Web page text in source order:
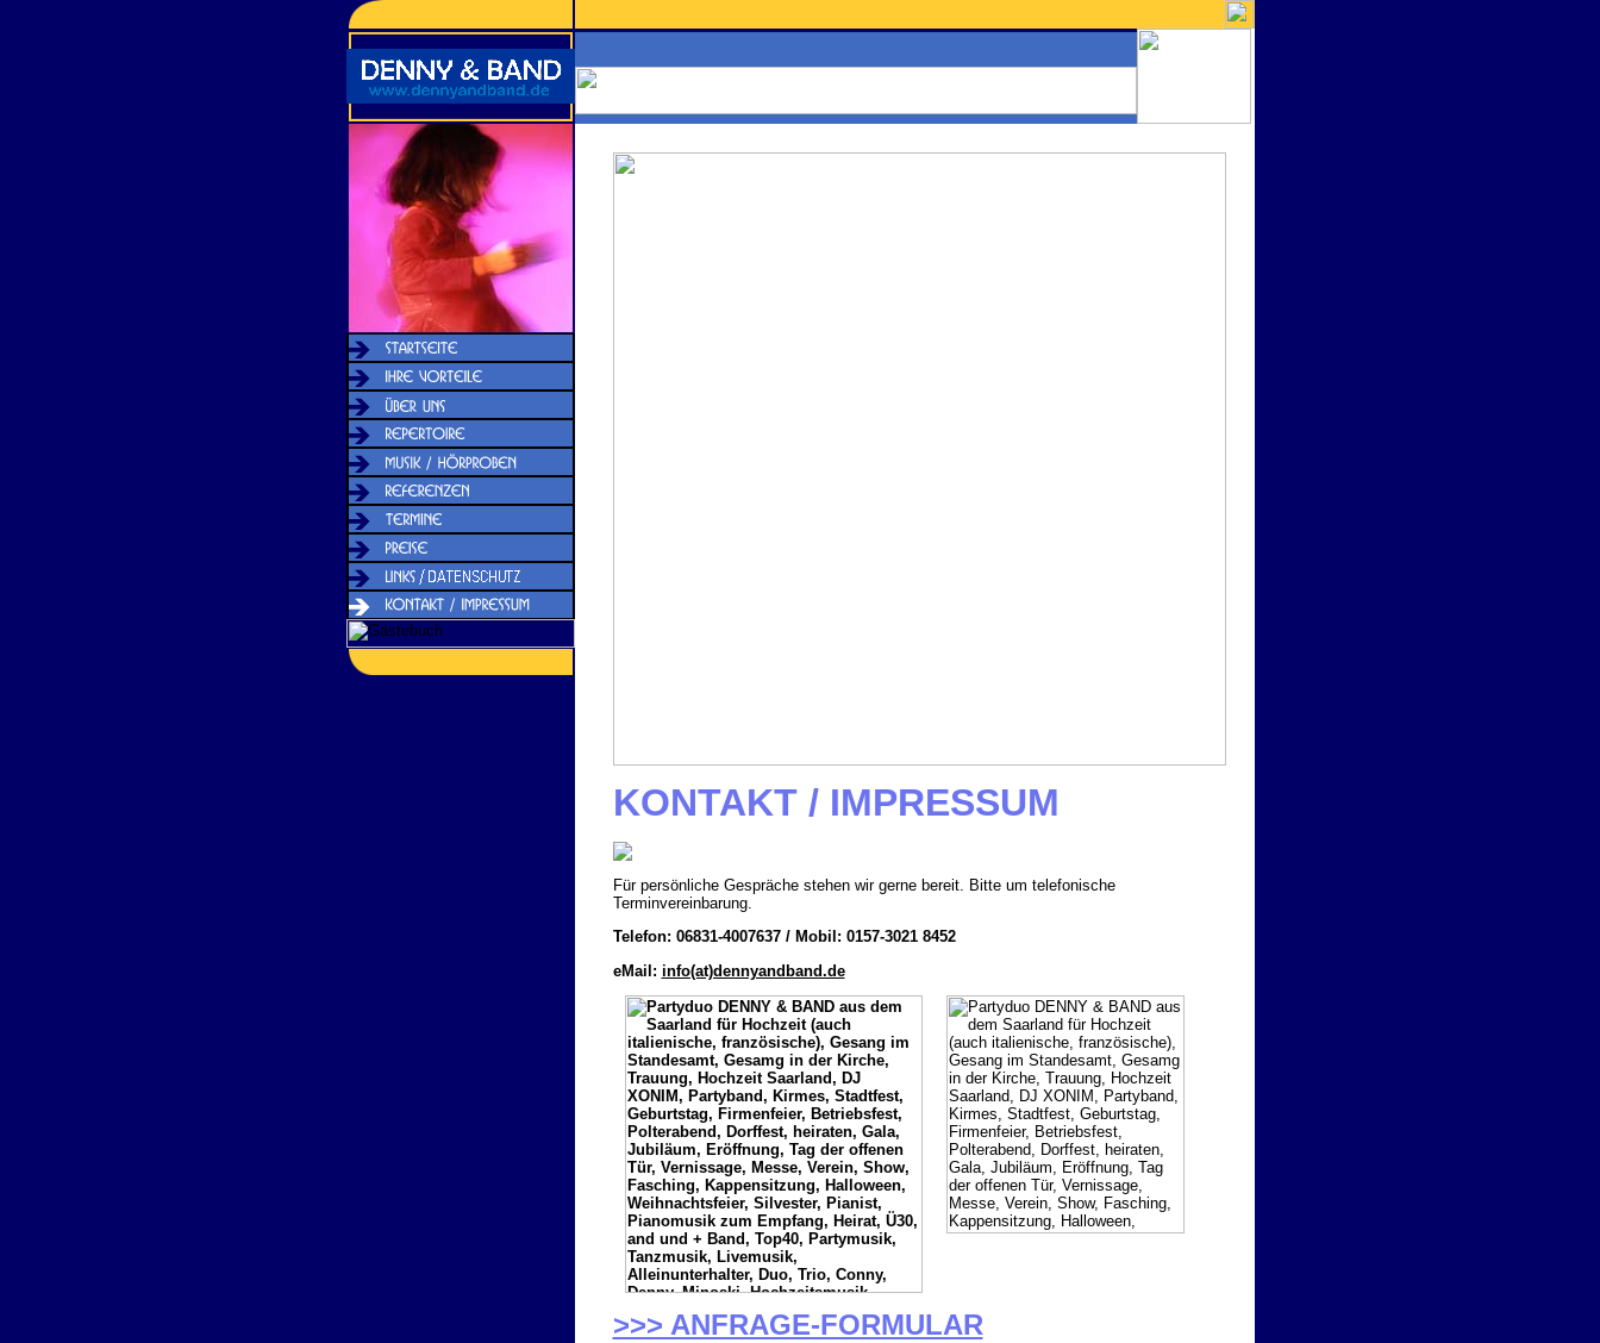
KONTAKT / IMPRESSUM
Für persönliche Gespräche stehen wir gerne bereit. Bitte um telefonische
Terminvereinbarung.
Telefon: 06831-4007637 / Mobil: 0157-3021 8452
eMail: info(at)dennyandband.de
>>> ANFRAGE-FORMULAR